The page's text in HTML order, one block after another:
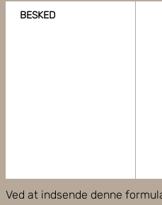
BESKED
Ved at indsende denne